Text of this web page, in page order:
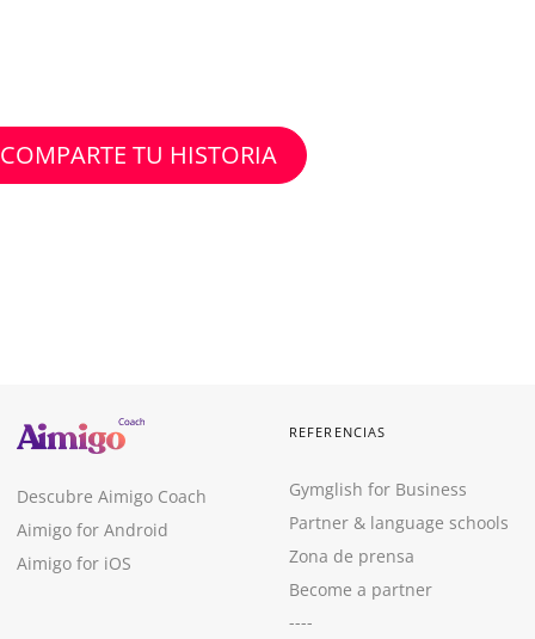
COMPARTE TU HISTORIA
Descubre Aimigo Coach
Aimigo for Android
Aimigo for iOS
REFERENCIAS
Gymglish for Business
Partner & language schools
Zona de prensa
Become a partner
----